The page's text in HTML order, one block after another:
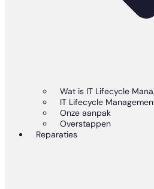
Wat is IT Lifecycle
IT Lifecycle
Onze aanpak
Overstappen
Reparaties